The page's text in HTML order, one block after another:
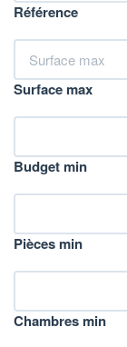
Référence
Surface max
Budget min
Pièces min
Chambres min